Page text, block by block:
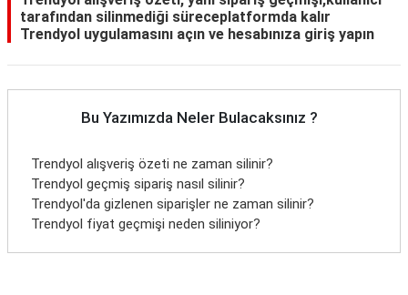
Blog
tarafından silinmediği süreceplatformda kalır
Trendyol uygulamasını açın ve hesabınıza giriş yapın
Bu Yazımızda Neler Bulacaksınız ?
Trendyol alışveriş özeti ne zaman silinir?
Trendyol geçmiş sipariş nasıl silinir?
Trendyol'da gizlenen siparişler ne zaman silinir?
Trendyol fiyat geçmişi neden siliniyor?